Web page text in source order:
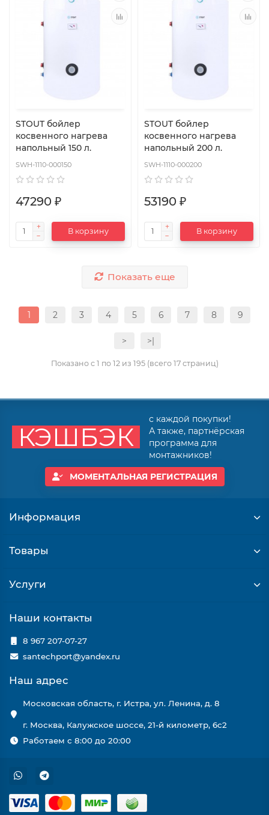
STOUT бойлер
косвенного нагрева
напольный 150 л.
SWH-1110-000150
47290 ₽
В корзину
STOUT бойлер
косвенного нагрева
напольный 200 л.
SWH-1110-000200
53190 ₽
В корзину
Показать еще
1 2 3 4 5 6 7 8 9
> >|
Показано с 1 по 12 из 195 (всего 17 страниц)
КЭШБЭК
с каждой покупки!
А также, партнёрская
программа для
монтажников!
МОМЕНТАЛЬНАЯ РЕГИСТРАЦИЯ
Информация
Товары
Услуги
Наши контакты
8 967 207-07-27
santechport@yandex.ru
Наш адрес
Московская область, г. Истра, ул. Ленина, д. 8
г. Москва, Калужское шоссе, 21-й километр, 6с2
Работаем с 8:00 до 20:00